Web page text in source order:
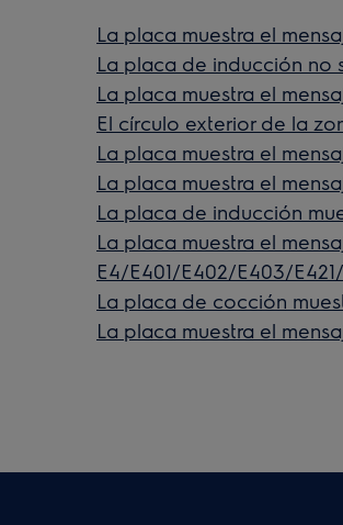
La placa muestra el
La placa de inducción no
La placa muestra el
El círculo exterior de la
La placa muestra el
La placa muestra el
La placa de inducción
La placa muestra el
E4/E401/E402/E403/
La placa de cocción
La placa muestra el